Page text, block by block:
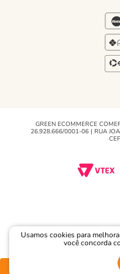
Usamos cookies para
você concorda
Regulamento e
GREEN ECOMMERCE
26.928.666/0001-06 | RUA